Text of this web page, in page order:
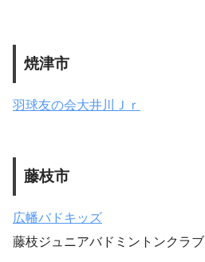
焼津市
羽球友の会大井川Ｊｒ
藤枝市
広幡バドキッズ
藤枝ジュニアバドミントンクラブ